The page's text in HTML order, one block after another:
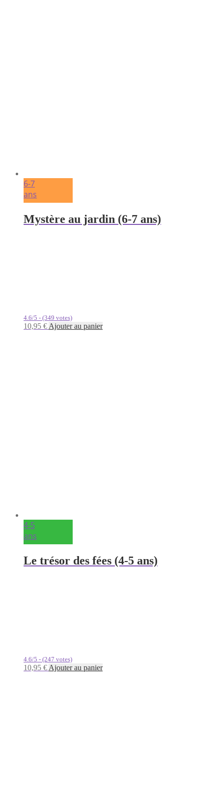
6-7
ans
Mystère au jardin (6-7 ans)
4.6/5 - (349 votes)
10,95 € Ajouter au panier
4-5
ans
Le trésor des fées (4-5 ans)
4.6/5 - (247 votes)
10,95 € Ajouter au panier